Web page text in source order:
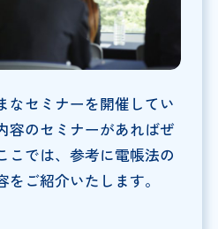
なセミナーを開催してい
容のセミナーがあればぜ
こでは、参考に電帳法の
ご紹介いたします。